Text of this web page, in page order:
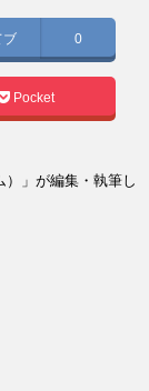
ブ 0
Pocket
」が編集・執筆し